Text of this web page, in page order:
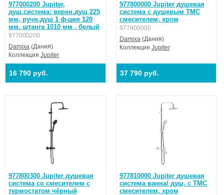
977000200 Jupiter,
душ.система: верхн.душ 225
мм, ручн.душ 1 ф-ция 120
мм, штанга 1010 мм , белый
977000200
Damixa (Дания)
Коллекция Jupiter
16 790 руб.
977800000 Jupiter душевая
система с душевым ТМС
смесителем, хром
977800000
Damixa(Дания)
Коллекция Jupiter
37 790 руб.
977800300 Jupiter душевая
система со смесителем с
термостатом чёрный
977810000 Jupiter душевая
система ванна/ душ, с ТМС
смесителем, хром